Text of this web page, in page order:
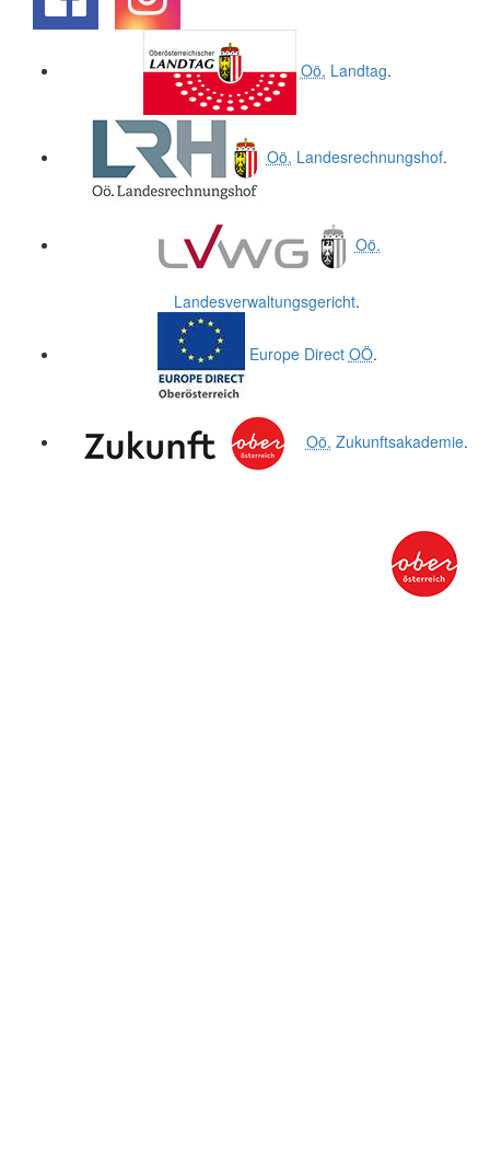
Oö. Landtag.
Oö. Landesrechnungshof.
Oö.
Landesverwaltungsgericht.
Europe Direct OÖ.
Oö. Zukunftsakademie.